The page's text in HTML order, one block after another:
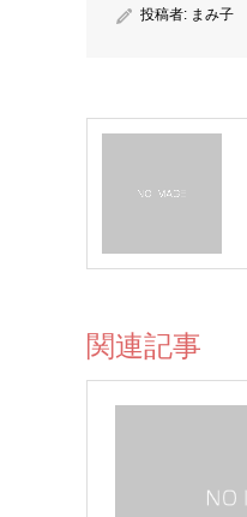
投稿者: まみ子
関連記事